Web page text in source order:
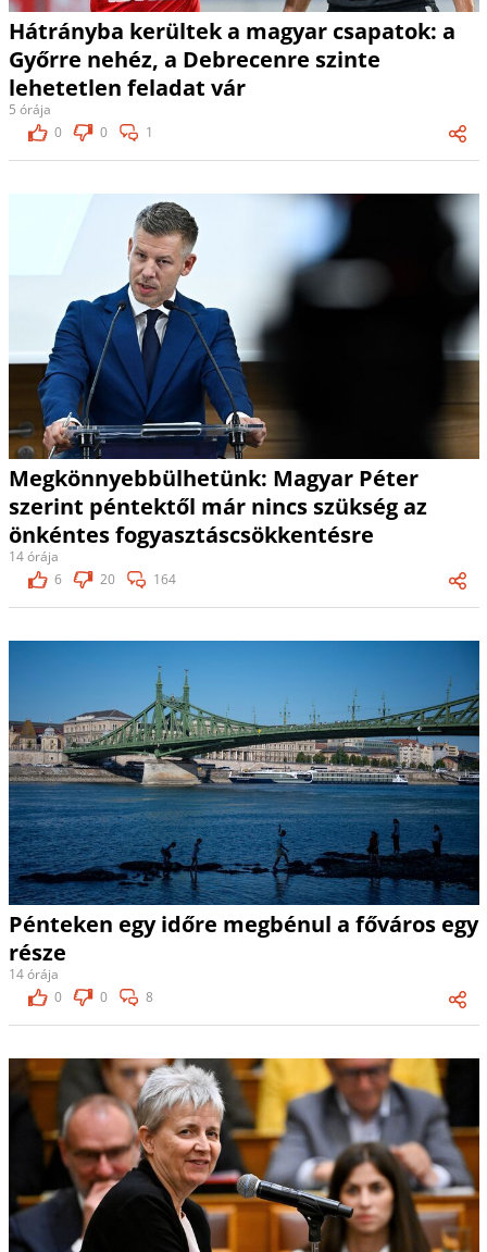
Hátrányba kerültek a magyar csapatok: a
Győrre nehéz, a Debrecenre szinte
lehetetlen feladat vár
5 órája
0
0 1
Megkönnyebbülhetünk: Magyar Péter
szerint péntektől már nincs szükség az
önkéntes fogyasztáscsökkentésre
14 órája
6
20 164
Pénteken egy időre megbénul a főváros egy
része
14 órája
0
0 8